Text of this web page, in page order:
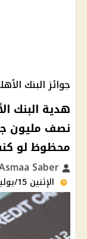
جوائز البنك
هدية البنك
نصف مليون
محظوظ لو
الإثنين 15/يوليو/2024 - 11:52 ص